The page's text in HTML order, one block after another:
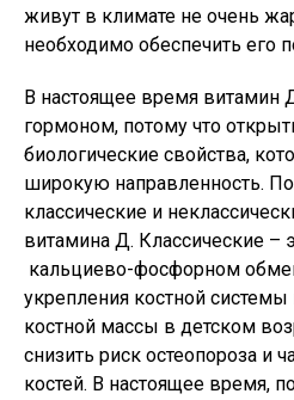
живут в климате не очень
необходимо обеспечить его
В настоящее время
гормоном, потому что
биологические свойства,
широкую направленность.
классические и
витамина Д. Классические –
кальциево-фосфорном
укрепления костной
костной массы в детском
снизить риск остеопороза и
костей. В настоящее время,